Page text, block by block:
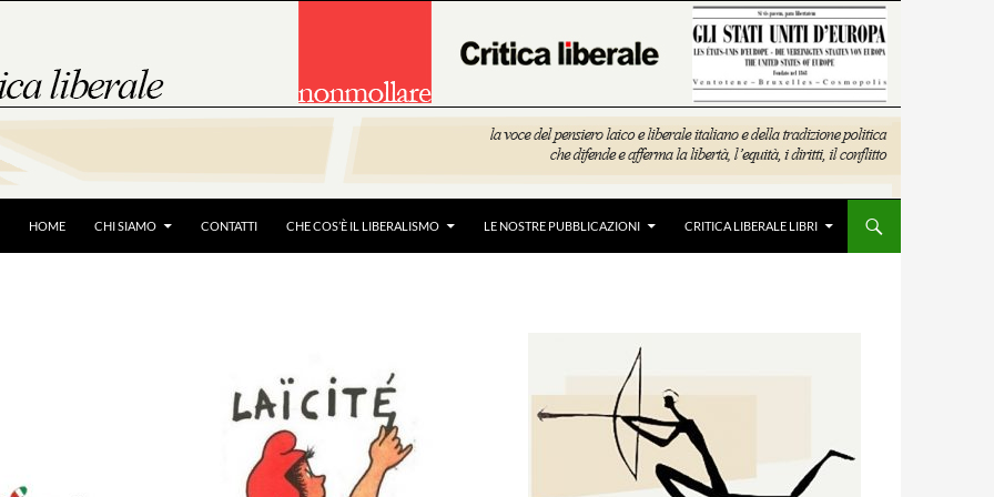
HOME CHI SIAMO CONTATTI CHE COS’È IL LIBERALISMO LE NOSTRE PUBBLICAZIONI CRITICA LIBERALE LIBRI